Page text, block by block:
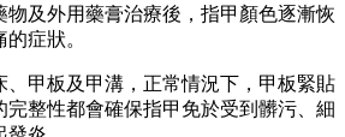
物及外用藥膏治療後，指甲顏色逐漸恢
症狀。
、甲板及甲溝，正常情況下，甲板緊貼
完整性都會確保指甲免於受到髒污、細